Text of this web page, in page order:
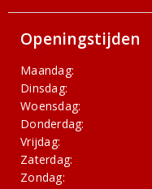
Openingstijden
Maandag:
Dinsdag:
Woensdag:
Donderdag:
Vrijdag:
Zaterdag:
Zondag: